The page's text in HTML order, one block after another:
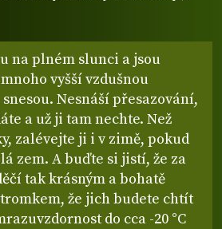
na plném slunci a jsou
vyšší vzdušnou
Nesnáší přesazování,
a už ji tam nechte. Než
zalévejte ji i v zimě, pokud
zem. A buďte si jistí, že za
tak krásným a bohatě
že jich budete chtít
do cca -20 °C